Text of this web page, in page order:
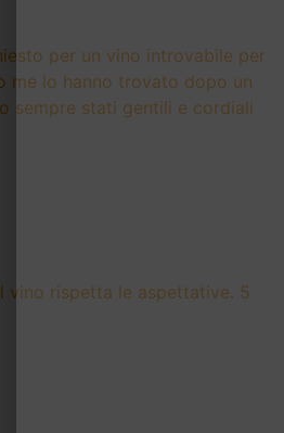
per un vino introvabile per
me lo hanno trovato dopo un
sempre stati gentili e cordiali
vino rispetta le aspettative. 5